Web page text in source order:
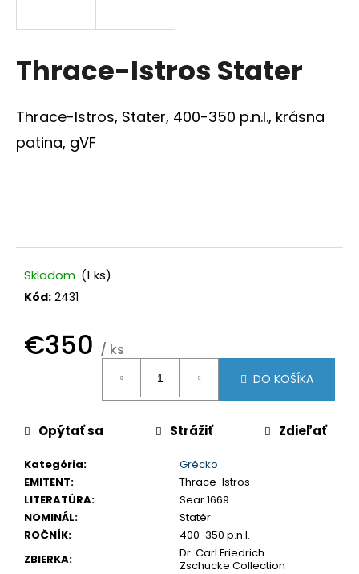
Thrace-Istros Stater
Thrace-Istros, Stater, 400-350 p.n.l., krásna
patina, gVF
Skladom (1 ks)
Kód: 2431
€350 / ks
DO KOŠÍKA
Kategória:
Grécko
EMITENT:
Thrace-Istros
LITERATÚRA:
Sear 1669
NOMINÁL:
Statér
ROČNÍK:
400-350 p.n.l.
ZBIERKA:
Dr. Carl Friedrich
Zschucke Collection
Opýtať sa Strážiť Zdieľať
s
ť
d
p
ú
m
e
TETRADRACHMA
PTOLEMAIOS
VI.
PHILOMETOR,
SALAMIS